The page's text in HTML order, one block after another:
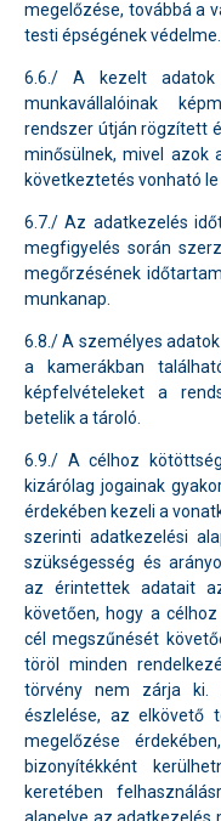
megelőzése, továbbá a
testi épségének védelme.
6.6./ A kezelt
munkavállalóinak
rendszer útján rögzített
minősülnek, mivel azok
következtetés vonható le
6.7./ Az adatkezelés
megfigyelés során
megőrzésének
munkanap.
6.8./ A személyes
a kamerákban
képfelvételeket a
betelik a tároló.
6.9./ A célhoz
kizárólag jogainak
érdekében kezeli a
szerinti adatkezelési
szükségesség és
az érintettek adatait
követően, hogy a
cél megszűnését
töröl minden
törvény nem zárja ki.
észlelése, az elkövető
megelőzése
bizonyítékként
keretében